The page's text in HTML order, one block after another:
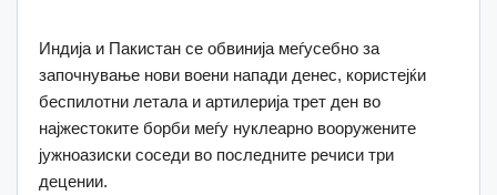
Индија и Пакистан се обвинија меѓусебно за
започнување нови воени напади денес, користејќи
беспилотни летала и артилерија трет ден во
најжестоките борби меѓу нуклеарно вооружените
јужноазиски соседи во последните речиси три
децении.